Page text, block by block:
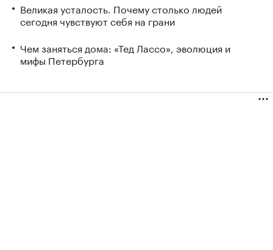
Великая усталость. Почему столько людей
сегодня чувствуют себя на грани
Чем заняться дома: «Тед Лассо», эволюция и
мифы Петербурга